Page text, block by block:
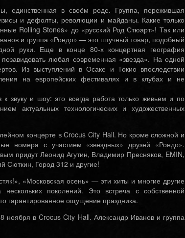
единственная в своём роде. Группа, пережившая
и дефолты, революции и майданы. Какие только
Rolling Stones» до «русский Род Стюарт»! Так или
и группа «Рондо» — это штучный товар, подобный
руки. Еще в конце 80-х концертная география
любая современная «звезда». На одной
Из выступлений в Осаке и Токио впоследствии
на европейских фестивалях и в клубах и не
звуку и шоу: это всегда работа только живьем и по
актуальных технологических и художественных
концерте в Crocus City Hall. Но кроме сложной и
номера с участием «звездных» друзей «Рондо».
придут Леонид Агутин, Владимир Пресняков, EMIN,
Сюткин, Город 312 и другие!
«Московская осень» — эти хиты и многие другие
поколений. Это встреча с собственной
гарантированное ощущение праздника.
в Crocus City Hall. Александр Иванов и группа